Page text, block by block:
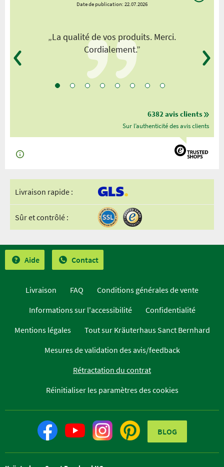
Date de publication: 22.07.2026
„La qualité de vos produits. Merci.
Cordialement.”
6382 avis clients
Sur l’authenticité des avis clients
Livraison rapide :
Sûr et contrôlé :
Aide Contact
Livraison FAQ
Conditions générales de vente
Informations sur l'accessibilité
Confidentialité
Mentions légales
Tout sur Kräuterhaus Sanct Bernhard
Mesures de validation des avis/feedback
Rétractation du contrat
Réinitialiser les paramètres des cookies
BLOG